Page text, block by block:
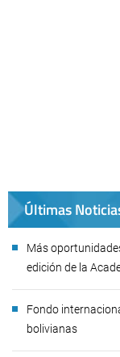
Últimas
Más
edición de la
Fondo
bolivianas